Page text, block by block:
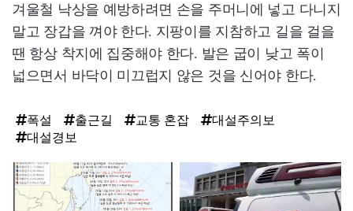
겨울철 낙상을 예방하려면 손을 주머니에 넣고 다니지
말고 장갑을 껴야 한다. 지팡이를 지참하고 길을 걸을
땐 항상 착지에 집중해야 한다. 발은 굽이 낮고 폭이
넓으면서 바닥이 미끄럽지 않은 것을 신어야 한다.
폭설 출근길 교통 혼잡
대설주의보
대설경보
탑
라
인